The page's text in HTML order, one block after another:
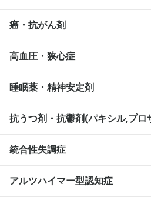
癌・抗がん剤
高血圧・狭心症
睡眠薬・精神安定剤
抗うつ剤・抗鬱剤(パキシル,プロ
統合性失調症
アルツハイマー型認知症